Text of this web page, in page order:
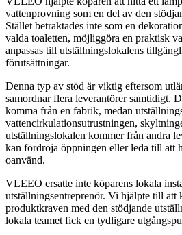
vattenprovning som en del av den
Stället betraktades inte som en
valda toaletten, möjliggöra en praktisk
anpassas till utställningslokalens
förutsättningar.
Denna typ av stöd är viktig eftersom
samordnar flera leverantörer samtidigt.
komma från en fabrik, medan
vattencirkulationsutrustningen,
utställningslokalen kommer från andra
kan fördröja öppningen eller leda till att
oanvänd.
VLEEO ersatte inte köparens lokala
utställningsentreprenör. Vi hjälpte till att
produktkraven med den stödjande
lokala teamet fick en tydligare